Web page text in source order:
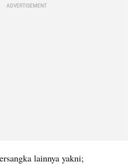
ADVERTISEMENT
lainnya yakni;